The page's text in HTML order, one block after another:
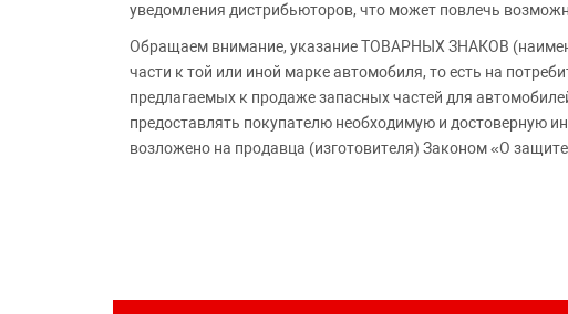
уведомления дистрибьюторов, что может повлечь
Обращаем внимание, указание ТОВАРНЫХ ЗНАКОВ
части к той или иной марке автомобиля, то есть на
предлагаемых к продаже запасных частей для
предоставлять покупателю необходимую и достоверную
возложено на продавца (изготовителя) Законом «О защите